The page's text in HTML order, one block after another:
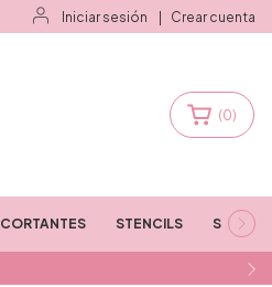
Iniciar sesión Crear cuenta
(0)
CORTANTES STENCILS STAMPS